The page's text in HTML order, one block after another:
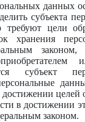
данных
субъекта
требуют цели
хранения
законом,
субъект
целей
в достижении
законом.